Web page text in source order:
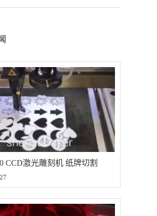
CCD激光雕刻机 纸牌切割